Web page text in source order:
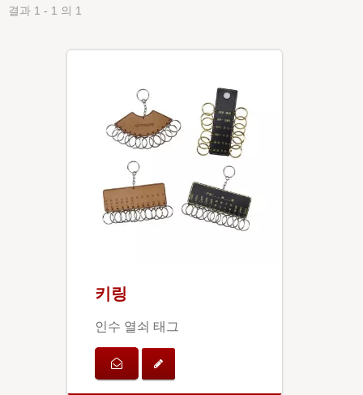
결과 1 - 1 의 1
키링
인수 열쇠 태그